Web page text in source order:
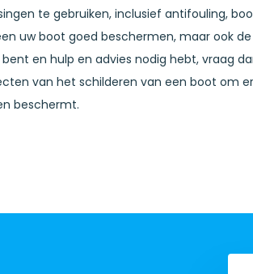
te gebruiken, inclusief antifouling,
uw boot goed beschermen, maar ook
en hulp en advies nodig hebt, vraag
van het schilderen van een boot om
beschermt.